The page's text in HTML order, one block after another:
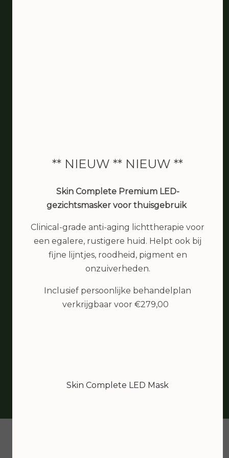
De schoonheidssalon van
Zaandam
bea van den berg
behandeling. Heb een goede
schoonheidsspecialiste gevonden, waar
** NIEUW ** NIEUW **
Skin Complete Premium LED-
gezichtsmasker voor thuisgebruik
Clinical-grade anti-aging lichttherapie voor
een egalere, rustigere huid. Helpt ook bij
fijne lijntjes, roodheid, pigment en
onzuiverheden.
Inclusief persoonlijke behandelplan
verkrijgbaar voor €279,00
Skin Complete LED Mask